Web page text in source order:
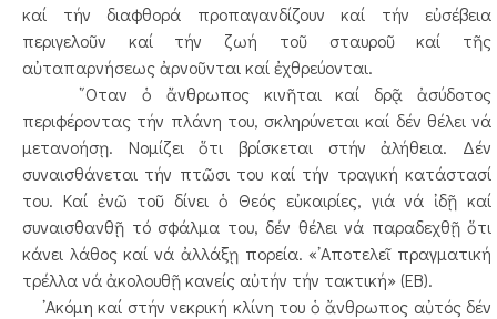
καί τήν διαφθορά προπαγανδίζουν καί τήν εὐσέβεια
περιγελοῦν καί τήν ζωή τοῦ σταυροῦ καί τῆς
αὐταπαρνήσεως ἀρνοῦνται καί ἐχθρεύονται.
῞Οταν ὁ ἄνθρωπος κινῆται καί δρᾷ ἀσύδοτος
περιφέροντας τήν πλάνη του, σκληρύνεται καί δέν θέλει νά
μετανοήσῃ. Νομίζει ὅτι βρίσκεται στήν ἀλήθεια. Δέν
συναισθάνεται τήν πτῶσι του καί τήν τραγική κατάστασί
του. Καί ἐνῶ τοῦ δίνει ὁ Θεός εὐκαιρίες, γιά νά ἰδῇ καί
συναισθανθῇ τό σφάλμα του, δέν θέλει νά παραδεχθῇ ὅτι
κάνει λάθος καί νά ἀλλάξῃ πορεία. «᾿Αποτελεῖ πραγματική
τρέλλα νά ἀκολουθῇ κανείς αὐτήν τήν τακτική» (ΕΒ).
᾿Ακόμη καί στήν νεκρική κλίνη του ὁ ἄνθρωπος αὐτός δέν